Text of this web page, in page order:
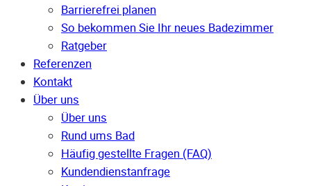
Barrierefrei planen
So bekommen Sie Ihr neues Badezimmer
Ratgeber
Referenzen
Kontakt
Über uns
Über uns
Rund ums Bad
Häufig gestellte Fragen (FAQ)
Kunden­dienst­anfrage